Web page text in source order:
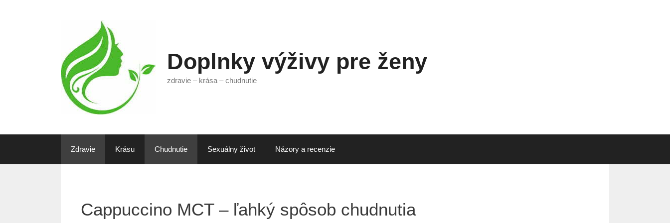
Doplnky výživy pre ženy
zdravie – krása – chudnutie
Zdravie Krásu Chudnutie Sexuálny život Názory a recenzie
Cappuccino MCT – ľahký spôsob chudnutia